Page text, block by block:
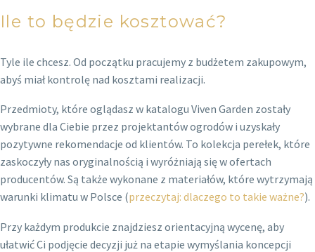
Ile to będzie kosztować?
Tyle ile chcesz. Od początku pracujemy z budżetem zakupowym,
abyś miał kontrolę nad kosztami realizacji.
Przedmioty, które oglądasz w katalogu Viven Garden zostały
wybrane dla Ciebie przez projektantów ogrodów i uzyskały
pozytywne rekomendacje od klientów. To kolekcja perełek, które
zaskoczyły nas oryginalnością i wyróżniają się w ofertach
producentów. Są także wykonane z materiałów, które wytrzymają
warunki klimatu w Polsce (przeczytaj: dlaczego to takie ważne?).
Przy każdym produkcie znajdziesz orientacyjną wycenę, aby
ułatwić Ci podjęcie decyzji już na etapie wymyślania koncepcji